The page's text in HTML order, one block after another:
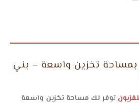
بمساحة تخزين واسعة – بني
توفر لك مساحة تخزين واسعة